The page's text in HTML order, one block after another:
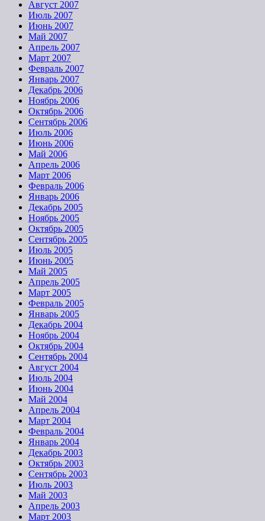
Август 2007
Июль 2007
Июнь 2007
Май 2007
Апрель 2007
Март 2007
Февраль 2007
Январь 2007
Декабрь 2006
Ноябрь 2006
Октябрь 2006
Сентябрь 2006
Июль 2006
Июнь 2006
Май 2006
Апрель 2006
Март 2006
Февраль 2006
Январь 2006
Декабрь 2005
Ноябрь 2005
Октябрь 2005
Сентябрь 2005
Июль 2005
Июнь 2005
Май 2005
Апрель 2005
Март 2005
Февраль 2005
Январь 2005
Декабрь 2004
Ноябрь 2004
Октябрь 2004
Сентябрь 2004
Август 2004
Июль 2004
Июнь 2004
Май 2004
Апрель 2004
Март 2004
Февраль 2004
Январь 2004
Декабрь 2003
Октябрь 2003
Сентябрь 2003
Июль 2003
Май 2003
Апрель 2003
Март 2003